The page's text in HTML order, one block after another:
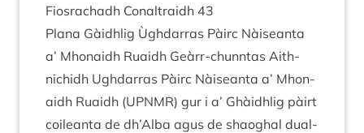
Fios­rachadh Con­al­traidh 43
Plana Gàidh­lig Ùgh­dar­ras Pàirc Nàiseanta
a’ Mhon­aidh Ruaidh Geàrr-chun­ntas Aith­
nichidh Ugh­dar­ras Pàirc Nàiseanta a’ Mhon­
aidh Ruaidh (UPN­MR) gur i a’ Ghàidh­lig pàirt
coileanta de dh’Alba agus de shaoghal dual­